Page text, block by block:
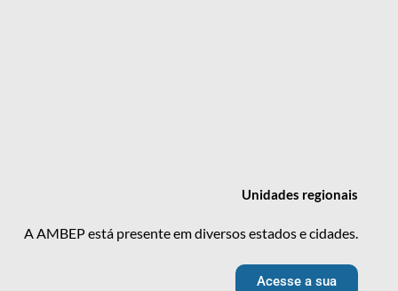
Unidades regionais
A AMBEP está presente em diversos estados e cidades.
Acesse a sua